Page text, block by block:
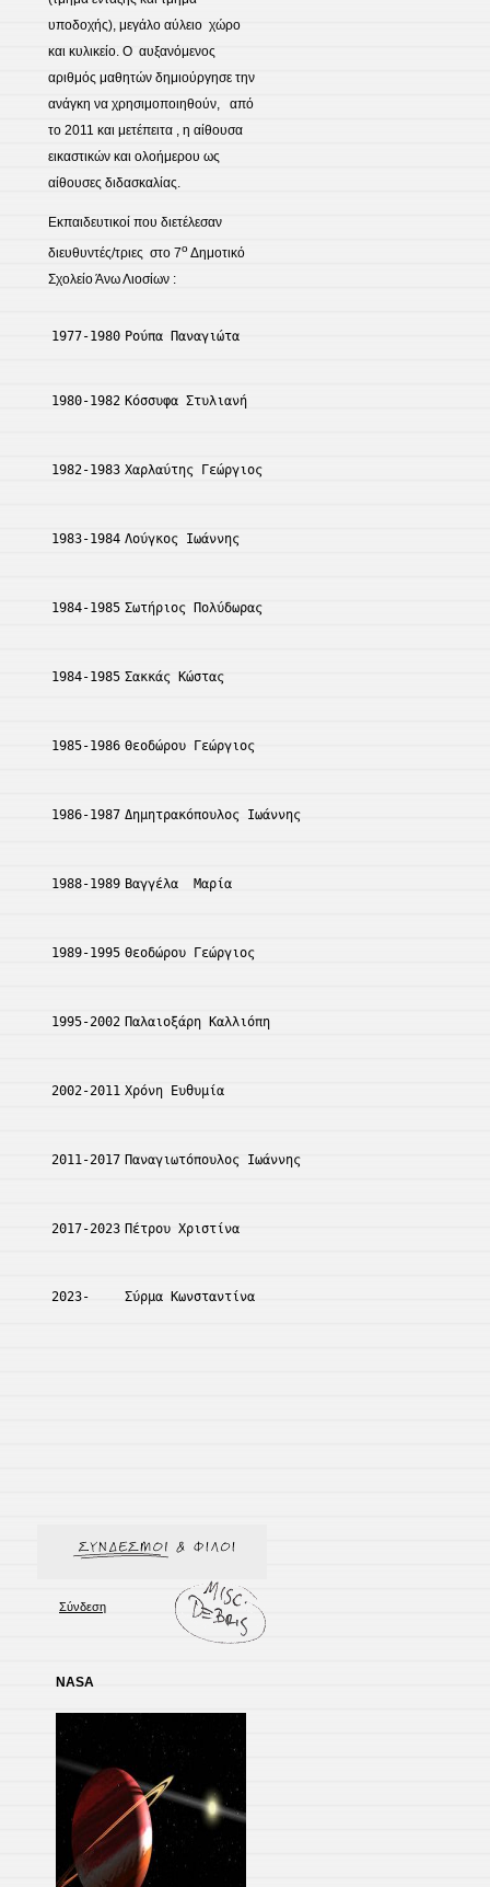
υποδοχής), μεγάλο αύλειο χώρο
και κυλικείο. Ο αυξανόμενος
αριθμός μαθητών δημιούργησε την
ανάγκη να χρησιμοποιηθούν, από
το 2011 και μετέπειτα , η αίθουσα
εικαστικών και ολοήμερου ως
αίθουσες διδασκαλίας.
Εκπαιδευτικοί που διετέλεσαν
διευθυντές/τριες στο 7οΔημοτικό
Σχολείο Άνω Λιοσίων :
1977-1980 Ρούπα Παναγιώτα
1980-1982 Κόσσυφα Στυλιανή
1982-1983 Χαρλαύτης Γεώργιος
1983-1984 Λούγκος Ιωάννης
1984-1985 Σωτήριος Πολύδωρας
1984-1985 Σακκάς Κώστας
1985-1986 Θεοδώρου Γεώργιος
1986-1987 Δημητρακόπουλος Ιωάννης
1988-1989 Βαγγέλα  Μαρία
1989-1995 Θεοδώρου Γεώργιος
1995-2002 Παλαιοξάρη Καλλιόπη
2002-2011 Χρόνη Ευθυμία
2011-2017 Παναγιωτόπουλος Ιωάννης
2017-2023 Πέτρου Χριστίνα
2023- Σύρμα Κωνσταντίνα
Σύνδεση
NASA